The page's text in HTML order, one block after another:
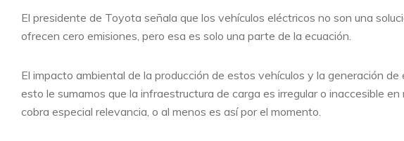
El presidente de Toyota señala que los vehículos eléctricos no son una
ofrecen cero emisiones, pero esa es solo una parte de la ecuación.
El impacto ambiental de la producción de estos vehículos y la generación
esto le sumamos que la infraestructura de carga es irregular o inaccesible
cobra especial relevancia, o al menos es así por el momento.